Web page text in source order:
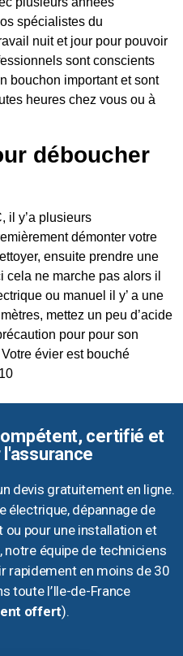
spécialistes du
nuit et jour pour pouvoir
sont conscients
bouchon important et sont
heures chez vous ou à
déboucher
il y’a plusieurs
démonter votre
ensuite prendre une
cela ne marche pas alors il
ou manuel il y’ a une
mettez un peu d’acide
pour pour son
évier est bouché
certifié et
devis gratuitement en ligne.
électrique, dépannage de
ou pour une installation et
équipe de techniciens
rapidement en moins de 30
toute l’Ile-de-France
offert).